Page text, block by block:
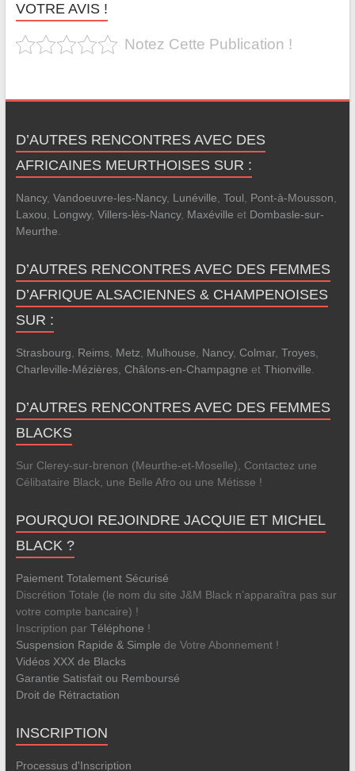
VOTRE AVIS !
Notez Cette Publication !
D’AUTRES RENCONTRES AVEC DES
AFRICAINES MEURTHOISES SUR :
Nancy, Vandoeuvre-les-Nancy, Lunéville, Toul, Pont-à-Mousson,
Laxou, Longwy, Villers-lès-Nancy, Maxéville et Dombasle-sur-
Meurthe.
D’AUTRES RENCONTRES AVEC DES FEMMES
D’AFRIQUE ALSACIENNES & CHAMPENOISES
SUR :
Strasbourg, Reims, Metz, Mulhouse, Nancy, Colmar, Troyes,
Charleville-Mézières, Châlons-en-Champagne et Thionville.
D’AUTRES RENCONTRES AVEC DES FEMMES
BLACKS
Sur Clerey-sur-brenon (Meurthe-et-Moselle), Contactez une
Célibataire Black, une Belle Afro ou une Métisse !
POURQUOI REJOINDRE JACQUIE ET MICHEL
BLACK ?
Paiement Totalement Sécurisé
Discrétion Totale (le nom du site J&M Black n’apparaîtra pas sur
votre compte bancaire) !
Inscription par Téléphone !
Suspension Rapide & Simple de Votre Abonnement !
Vidéos XXX de Blacks
Garantie Satisfait ou Remboursé
Droit de Rétractation
INSCRIPTION
Processus d'Inscription